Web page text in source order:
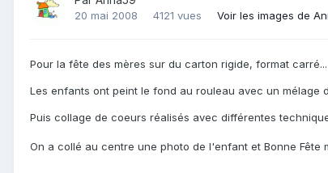
20 mai 2008 4121 vues Voir les images de
Pour la fête des mères sur du carton rigide, format carré...
Les enfants ont peint le fond au rouleau avec un mélage
Puis collage de coeurs réalisés avec différentes
On a collé au centre une photo de l'enfant et Bonne Fête